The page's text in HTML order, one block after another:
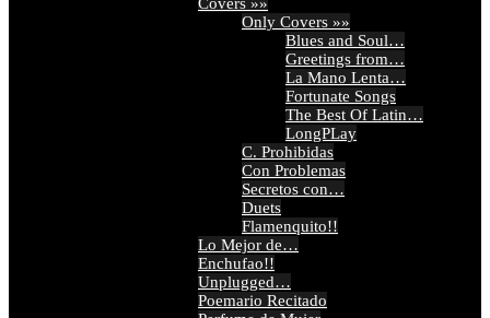
Only Covers »»
Blues and Soul…
Greetings from…
La Mano Lenta…
Fortunate Songs
The Best Of Latin…
LongPLay
C. Prohibidas
Con Problemas
Secretos con…
Duets
Flamenquito!!
Lo Mejor de…
Enchufao!!
Unplugged…
Poemario Recitado